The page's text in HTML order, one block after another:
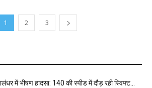
1 2 3
में भीषण हादसा: 140 की स्पीड में दौड़ रही स्विफ्ट...